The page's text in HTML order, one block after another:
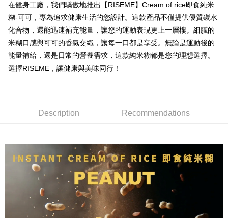
NT$250/order
在健身工廠，我們驕傲地推出【RISEME】Cream of rice即食純米
糊-可可，專為追求健康生活的您設計。這款產品不僅提供優質碳水
化合物，還能迅速補充能量，讓您的運動表現更上一層樓。細膩的
米糊口感與可可的香氣交織，讓每一口都是享受。無論是運動後的
能量補給，還是日常的營養需求，這款純米糊都是您的理想選擇。
選擇RISEME，讓健康與美味同行！
Description Recommendations